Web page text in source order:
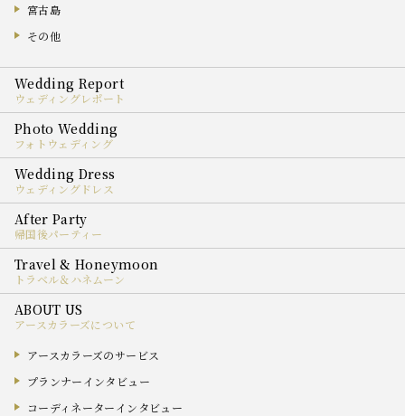
宮古島
その他
ウェディングレポート
フォトウェディング
ウェディングドレス
帰国後パーティー
トラベル＆ハネムーン
アースカラーズについて
アースカラーズのサービス
プランナーインタビュー
コーディネーターインタビュー